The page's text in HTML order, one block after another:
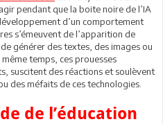
pendant que la boite noire de l’IA
d’un comportement
s’émeuvent de l’apparition de
générer des textes, des images ou
temps, ces prouesses
suscitent des réactions et soulèvent
des méfaits de ces technologies.
de l’éducation